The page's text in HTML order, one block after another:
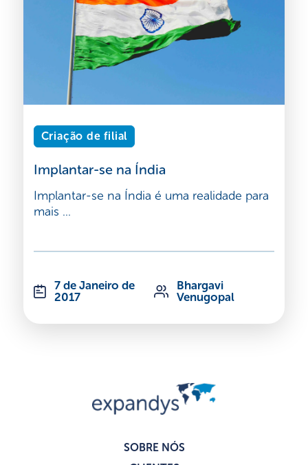
Criação de filial
Implantar-se na Índia
Implantar-se na Índia é uma realidade para
mais ...
7 de Janeiro de
2017
Bhargavi
Venugopal
SOBRE NÓS